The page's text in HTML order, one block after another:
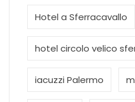
Hotel a Sferracavallo
hotel circolo velico
iacuzzi Palermo